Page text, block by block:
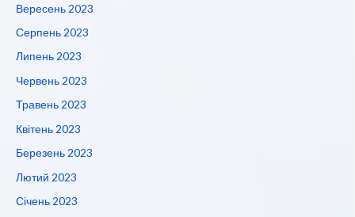
Вересень 2023
Серпень 2023
Липень 2023
Червень 2023
Травень 2023
Квітень 2023
Березень 2023
Лютий 2023
Січень 2023